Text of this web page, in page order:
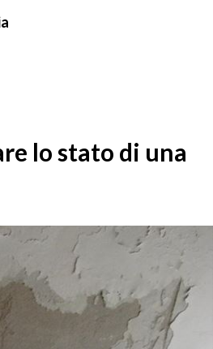
lo stato di una